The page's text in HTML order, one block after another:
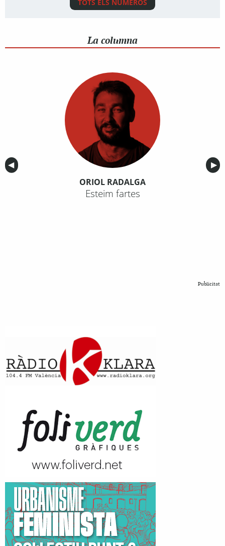
TOTS ELS NÚMEROS
La columna
Anterior
◀︎ ▶︎
ORIOL RADALGA
Esteim fartes
Publicitat